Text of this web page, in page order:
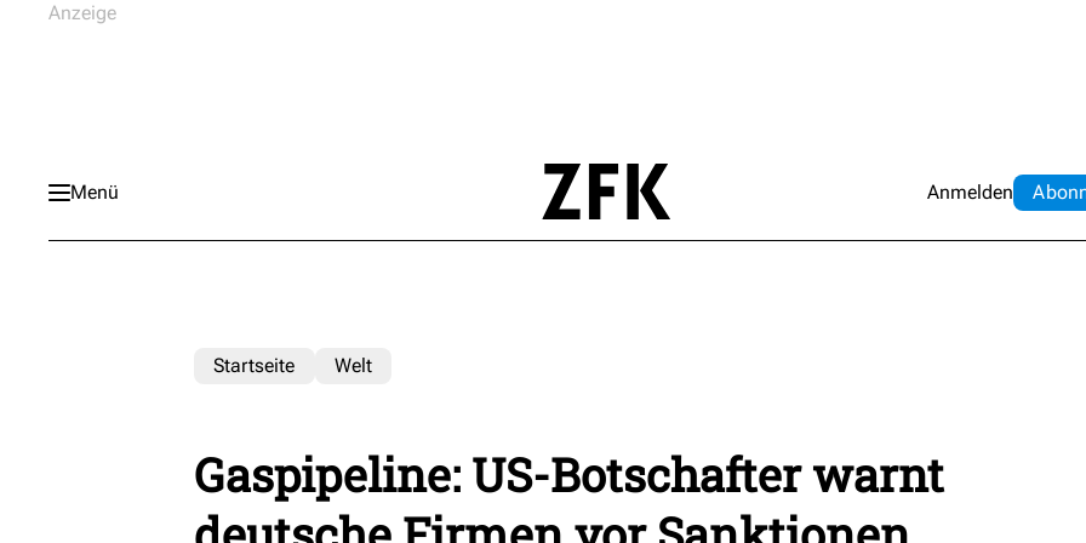
Menü Anmelden Abo
Startseite Welt
Gaspipeline: US-Botschafter warnt